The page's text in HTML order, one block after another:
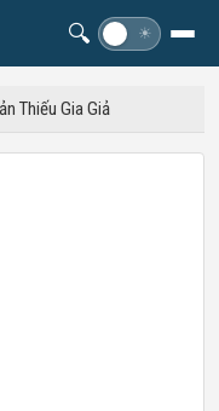
🔍 ☀
Thiếu Gia Giả